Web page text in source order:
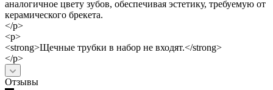
аналогичное цвету зубов, обеспечивая эстетику, требуемую от
керамического брекета.
</p>
<p>
<strong>Щечные трубки в набор не входят.</strong>
</p>
Отзывы